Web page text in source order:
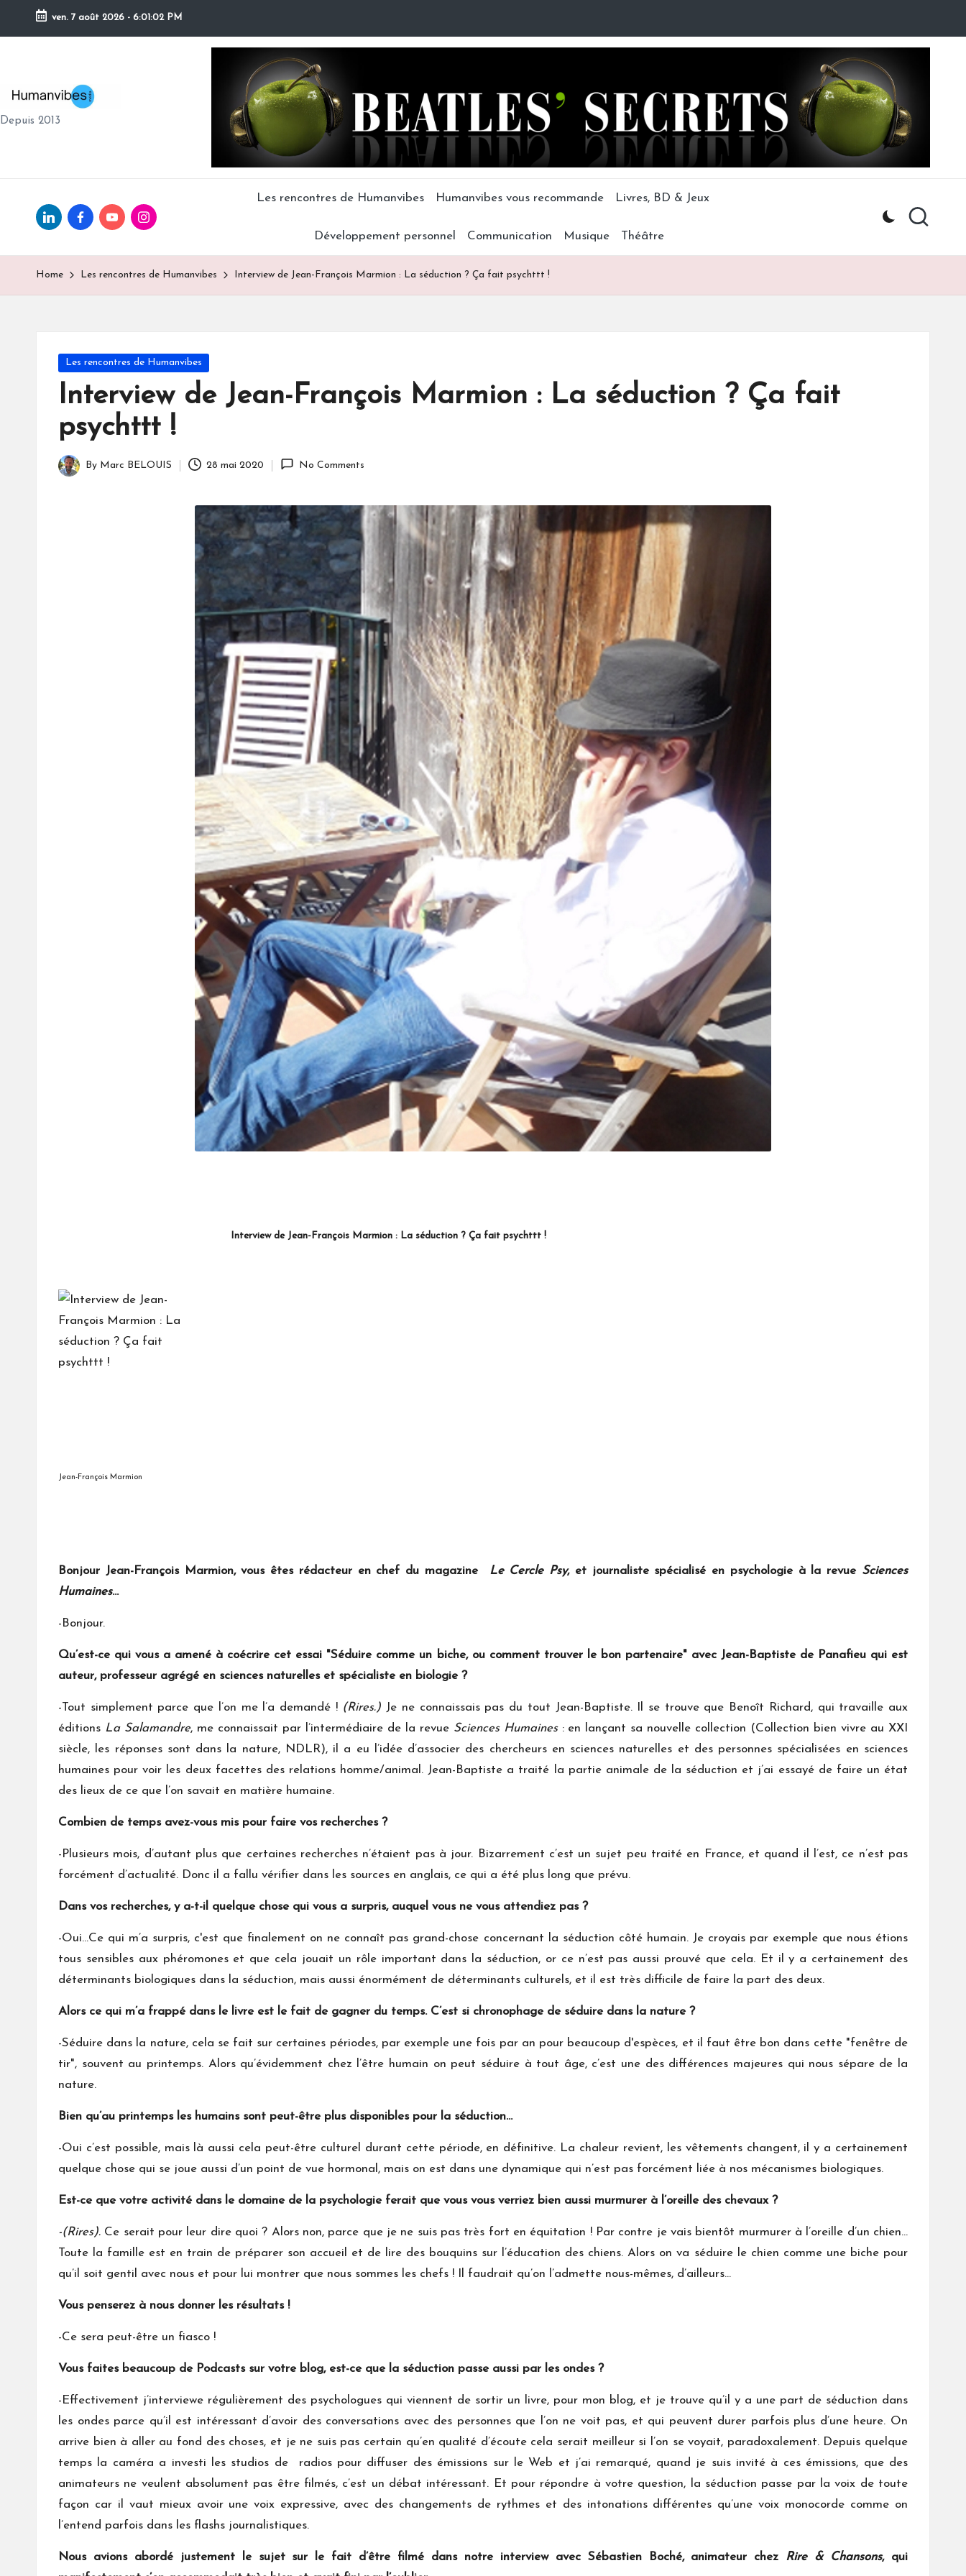
Skip
ven. 7 août 2026 - 6:01:04 PM
H
U
V
IB
Depuis 2013
Linkedin.comfacebook.com
Youtube.comInstagram.com
Les rencontres de Humanvibes Humanvibes vous recommande Livres, BD & Jeux
Développement personnel Communication Musique Théâtre
Home Les rencontres de Humanvibes Interview de Jean-François Marmion : La séduction ? Ça fait psychttt !
Posted
Les rencontres de Humanvibes
Interview de Jean-François Marmion : La séduction ? Ça fait
psychttt !
Posted
By Marc BELOUIS 28 mai 2020 No Comments
Interview de Jean-François Marmion : La séduction ? Ça fait psychttt !
Jean-François Marmion
Bonjour Jean-François Marmion, vous êtes rédacteur en chef du magazine Le Cercle Psy, et journaliste spécialisé en psychologie à la revue Sciences
Humaines…
-Bonjour.
Qu’est-ce qui vous a amené à coécrire cet essai "Séduire comme un biche, ou comment trouver le bon partenaire"avec Jean-Baptiste de Panafieu qui est
auteur, professeur agrégé en sciences naturelles et spécialiste en biologie ?
-Tout simplement parce que l’on me l’a demandé ! (Rires.) Je ne connaissais pas du tout Jean-Baptiste. Il se trouve que Benoît Richard, qui travaille aux
éditions La Salamandre, me connaissait par l’intermédiaire de la revue Sciences Humaines: en lançant sa nouvelle collection (Collection bien vivre au XXI
siècle, les réponses sont dans la nature, NDLR), il a eu l’idée d’associer des chercheurs en sciences naturelles et des personnes spécialisées en sciences
humaines pour voir les deux facettes des relations homme/animal. Jean-Baptiste a traité la partie animale de la séduction et j’ai essayé de faire un état
des lieux de ce que l’on savait en matière humaine.
Combien de temps avez-vous mis pour faire vos recherches ?
-Plusieurs mois, d’autant plus que certaines recherches n’étaient pas à jour. Bizarrement c’est un sujet peu traité en France, et quand il l’est, ce n’est pas
forcément d’actualité. Donc il a fallu vérifier dans les sources en anglais, ce qui a été plus long que prévu.
Dans vos recherches, y a-t-il quelque chose qui vous a surpris, auquel vous ne vous attendiez pas ?
-Oui…Ce qui m’a surpris, c'est que finalement on ne connaît pas grand-chose concernant la séduction côté humain. Je croyais par exemple que nous étions
tous sensibles aux phéromones et que cela jouait un rôle important dans la séduction, or ce n’est pas aussi prouvé que cela. Et il y a certainement des
déterminants biologiques dans la séduction, mais aussi énormément de déterminants culturels, et il est très difficile de faire la part des deux.
Alors ce qui m’a frappé dans le livre est le fait de gagner du temps. C’est si chronophage de séduire dans la nature ?
-Séduire dans la nature, cela se fait sur certaines périodes, par exemple une fois par an pour beaucoup d'espèces, et il faut être bon dans cette "fenêtre de
tir", souvent au printemps. Alors qu’évidemment chez l’être humain on peut séduire à tout âge, c’est une des différences majeures qui nous sépare de la
nature.
Bien qu’au printemps les humains sont peut-être plus disponibles pour la séduction…
-Oui c’est possible, mais là aussi cela peut-être culturel durant cette période, en définitive. La chaleur revient, les vêtements changent, il y a certainement
quelque chose qui se joue aussi d’un point de vue hormonal, mais on est dans une dynamique qui n’est pas forcément liée à nos mécanismes biologiques.
Est-ce que votre activité dans le domaine de la psychologie ferait que vous vous verriez bien aussi murmurer à l’oreille des chevaux ?
-(Rires). Ce serait pour leur dire quoi ? Alors non, parce que je ne suis pas très fort en équitation ! Par contre je vais bientôt murmurer à l’oreille d’un chien…
Toute la famille est en train de préparer son accueil et de lire des bouquins sur l’éducation des chiens. Alors on va séduire le chien comme une biche pour
qu’il soit gentil avec nous et pour lui montrer que nous sommes les chefs ! Il faudrait qu’on l’admette nous-mêmes, d’ailleurs…
Vous penserez à nous donner les résultats !
-Ce sera peut-être un fiasco !
Vous faites beaucoup de Podcasts sur votre blog, est-ce que la séduction passe aussi par les ondes ?
-Effectivement j’interviewe régulièrement des psychologues qui viennent de sortir un livre, pour mon blog, et je trouve qu’il y a une part de séduction dans
les ondes parce qu’il est intéressant d’avoir des conversations avec des personnes que l’on ne voit pas, et qui peuvent durer parfois plus d’une heure. On
arrive bien à aller au fond des choses, et je ne suis pas certain qu’en qualité d’écoute cela serait meilleur si l’on se voyait, paradoxalement. Depuis quelque
temps la caméra a investi les studios de radios pour diffuser des émissions sur le Web et j’ai remarqué, quand je suis invité à ces émissions, que des
animateurs ne veulent absolument pas être filmés, c’est un débat intéressant. Et pour répondre à votre question, la séduction passe par la voix de toute
façon car il vaut mieux avoir une voix expressive, avec des changements de rythmes et des intonations différentes qu’une voix monocorde comme on
l’entend parfois dans les flashs journalistiques.
Nous avions abordé justement le sujet sur le fait d’être filmé dans notre interview avec Sébastien Boché, animateur chez Rire & Chansons, qui